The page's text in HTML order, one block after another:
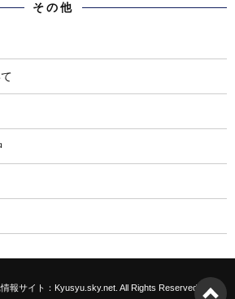
その他
報サイト：Kyusyu.sky.net. All Rights Reserved.